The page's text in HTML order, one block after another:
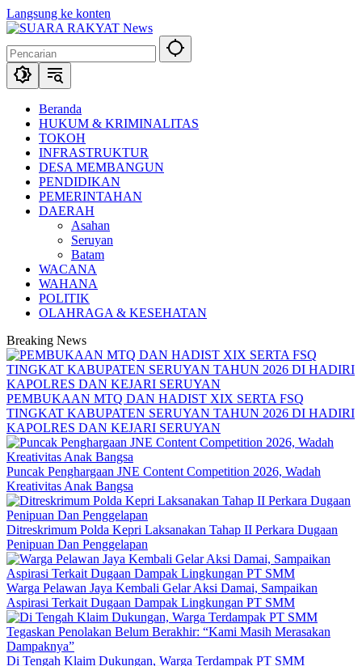
Langsung ke konten
Beranda
HUKUM & KRIMINALITAS
TOKOH
INFRASTRUKTUR
DESA MEMBANGUN
PENDIDIKAN
PEMERINTAHAN
DAERAH
Asahan
Seruyan
Batam
WACANA
WAHANA
POLITIK
OLAHRAGA & KESEHATAN
Breaking News
PEMBUKAAN MTQ DAN HADIST XIX SERTA FSQ
TINGKAT KABUPATEN SERUYAN TAHUN 2026 DI HADIRI
KAPOLRES DAN KEJARI SERUYAN
Puncak Penghargaan JNE Content Competition 2026, Wadah
Kreativitas Anak Bangsa
Ditreskrimum Polda Kepri Laksanakan Tahap II Perkara Dugaan
Penipuan Dan Penggelapan
Warga Pelawan Jaya Kembali Gelar Aksi Damai, Sampaikan
Aspirasi Terkait Dugaan Dampak Lingkungan PT SMM
Di Tengah Klaim Dukungan, Warga Terdampak PT SMM